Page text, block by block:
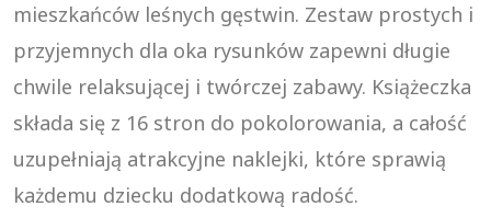
mieszkańców leśnych gęstwin. Zestaw prostych i
przyjemnych dla oka rysunków zapewni długie
chwile relaksującej i twórczej zabawy. Książeczka
składa się z 16 stron do pokolorowania, a całość
uzupełniają atrakcyjne naklejki, które sprawią
każdemu dziecku dodatkową radość.